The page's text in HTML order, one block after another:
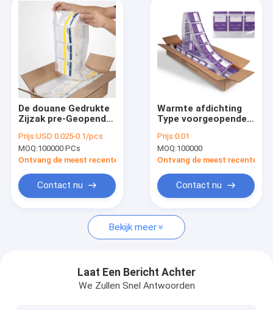
Producten
Ongeveer ons
Fabrieksreis
Kwaliteitscontrole
Nieuws
Verzoek om een Citaat
Poly Plastic Zak
medische afvalzakken
De douane Gedrukte
Zijzak pre-Geopende
met Ritssluiting
Prijs:USD 0.025-0.1/pcs
MOQ:100000 PCs
Ontvang de meest recente Prijs
Contact nu
Warmte afdichting
Type voorgeopende
Printing 2 Mil dikte
Prijs:0.01
MOQ:100000
Ontvang de meest recente
Contact nu
Bekijk meer
Laat Een Bericht Achter
We Zullen Snel Antwoorden